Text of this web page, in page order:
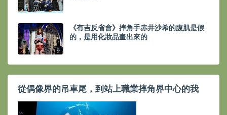
《有吉反省會》摔角手赤井沙希的腹肌是假
的，是用化妝品畫出來的
從偶像界的吊車尾，到站上職業摔角界中心的我